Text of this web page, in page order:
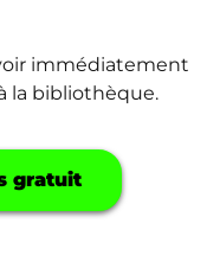
immédiatement
la bibliothèque.
gratuit